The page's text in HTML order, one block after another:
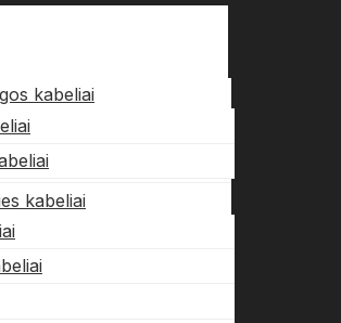
kabeliai
kabeliai